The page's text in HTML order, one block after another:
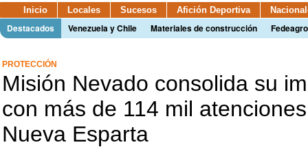
Inicio Locales Sucesos Afición Deportiva
Destacados Venezuela y Chile Materiales de construcción Fedeagro
PROTECCIÓN
Misión Nevado consolida su
con más de 114 mil
Nueva Esparta